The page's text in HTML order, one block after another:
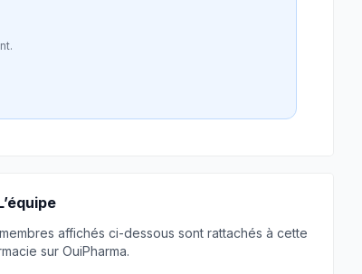
affichés ci-dessous sont rattachés à cette
sur OuiPharma.